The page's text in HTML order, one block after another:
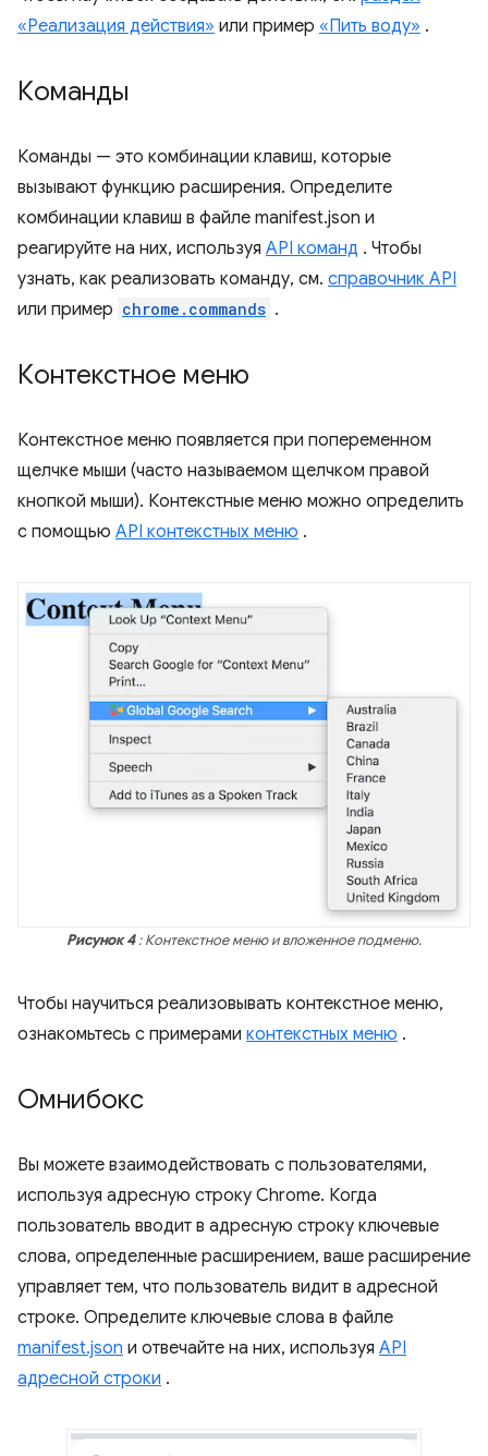
«Реализация действия» или пример «Пить воду» .
Команды
Команды — это комбинации клавиш, которые
вызывают функцию расширения. Определите
комбинации клавиш в файле manifest.json и
реагируйте на них, используя API команд . Чтобы
узнать, как реализовать команду, см. справочник API
или пример chrome.commands .
Контекстное меню
Контекстное меню появляется при попеременном
щелчке мыши (часто называемом щелчком правой
кнопкой мыши). Контекстные меню можно определить
с помощью API контекстных меню .
Рисунок 4: Контекстное меню и вложенное подменю.
Чтобы научиться реализовывать контекстное меню,
ознакомьтесь с примерами контекстных меню .
Омнибокс
Вы можете взаимодействовать с пользователями,
используя адресную строку Chrome. Когда
пользователь вводит в адресную строку ключевые
слова, определенные расширением, ваше расширение
управляет тем, что пользователь видит в адресной
строке. Определите ключевые слова в файле
manifest.json и отвечайте на них, используя API
адресной строки .